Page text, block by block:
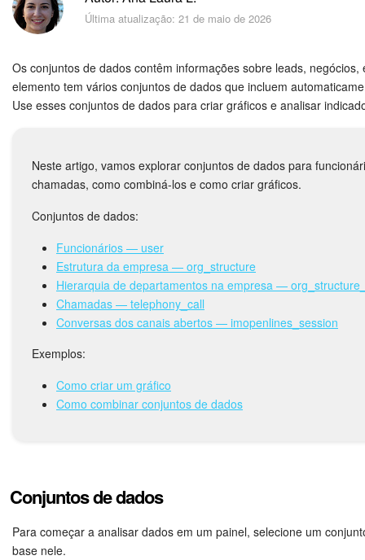
Segurança
Feed
Bitrix24 Collabs
Bitrix24 Drive
E-mail
Grupos de trabalho
Tarefas e Projetos
CRM
Contact Center
Última atualização: 21 de maio de 2026
Os conjuntos de dados contêm informações sobre leads,
elemento tem vários conjuntos de dados que incluem
Use esses conjuntos de dados para criar gráficos e analisar
Neste artigo, vamos explorar conjuntos de dados para
chamadas, como combiná-los e como criar gráficos.
Conjuntos de dados:
Funcionários — user
Estrutura da empresa — org_structure
Hierarquia de departamentos na empresa —
Chamadas — telephony_call
Conversas dos canais abertos — imopenlines_session
Exemplos:
Como criar um gráfico
Como combinar conjuntos de dados
Conjuntos de dados
Para começar a analisar dados em um painel, selecione um
base nele.